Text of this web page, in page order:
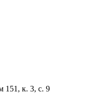
151, к. 3, с. 9